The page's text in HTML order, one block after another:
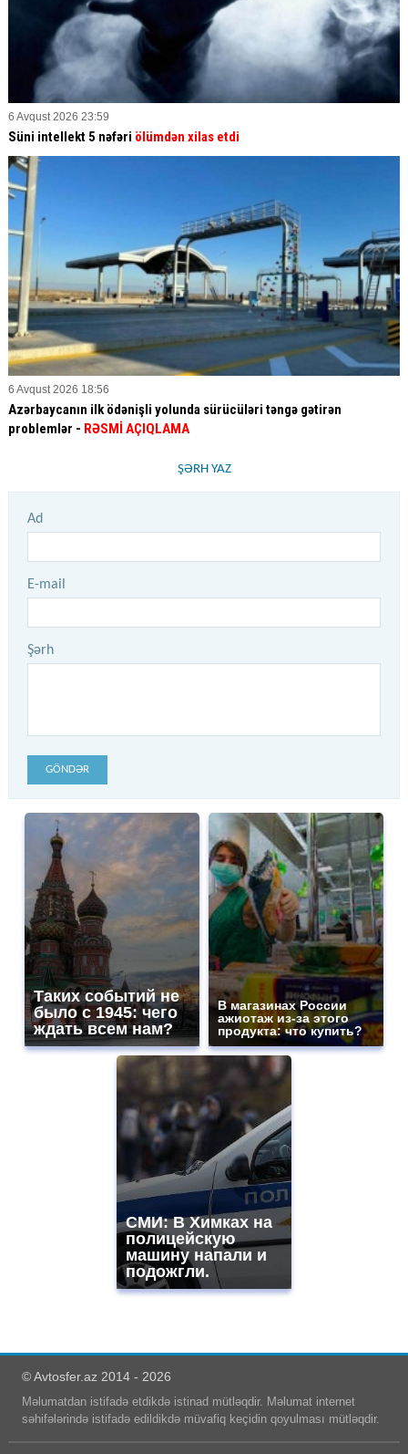
6 Avqust 2026 23:59
Süni intellekt 5 nəfəri ölümdən xilas etdi
6 Avqust 2026 18:56
Azərbaycanın ilk ödənişli yolunda sürücüləri təngə gətirən
problemlər - RƏSMİ AÇIQLAMA
ŞƏRH YAZ
Ad
E-mail
Şərh
GÖNDƏR
Таких событий не
было с 1945: чего
ждать всем нам?
В магазинах России
ажиотаж из-за этого
продукта: что купить?
СМИ: В Химках на
полицейскую
машину напали и
подожгли.
© Avtosfer.az 2014 - 2026
Məlumatdan istifadə etdikdə istinad mütləqdir. Məlumat internet
səhifələrində istifadə edildikdə müvafiq keçidin qoyulması mütləqdir.